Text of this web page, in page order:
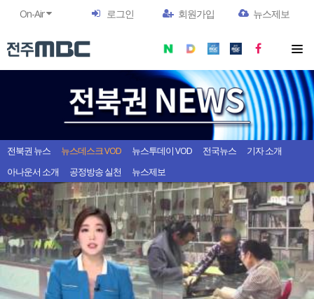
On-Air 로그인 회원가입 뉴스제보
전북권 뉴스 뉴스데스크 VOD 뉴스투데이 VOD 전국뉴스
기자 소개
아나운서 소개
공정방송 실천 뉴스제보